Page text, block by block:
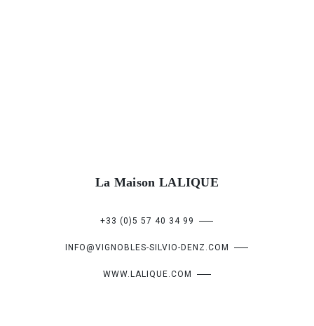
La Maison LALIQUE
+33 (0)5 57 40 34 99
INFO@VIGNOBLES-SILVIO-DENZ.COM
WWW.LALIQUE.COM